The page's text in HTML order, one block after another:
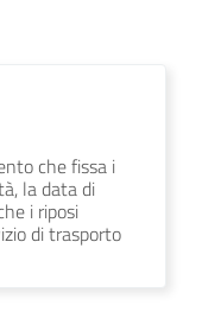
che fissa i
la data di
i riposi
di trasporto